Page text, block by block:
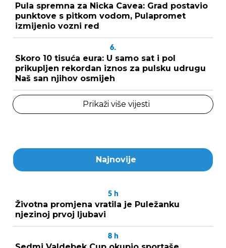
Pula spremna za Nicka Cavea: Grad postavio
punktove s pitkom vodom, Pulapromet
izmijenio vozni red
6.
Skoro 10 tisuća eura: U samo sat i pol
prikupljen rekordan iznos za pulsku udrugu
Naš san njihov osmijeh
Prikaži više vijesti
Najnovije
5 h
Životna promjena vratila je Puležanku
njezinoj prvoj ljubavi
8 h